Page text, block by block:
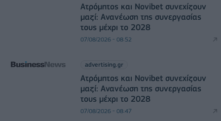
Ατρόμητος και Novibet συνεχίζουν
μαζί: Ανανέωση της συνεργασίας
τους μέχρι το 2028
07/08/2026 - 08:52
advertising.gr
Ατρόμητος και Novibet συνεχίζουν
μαζί: Ανανέωση της συνεργασίας
τους μέχρι το 2028
07/08/2026 - 08:47